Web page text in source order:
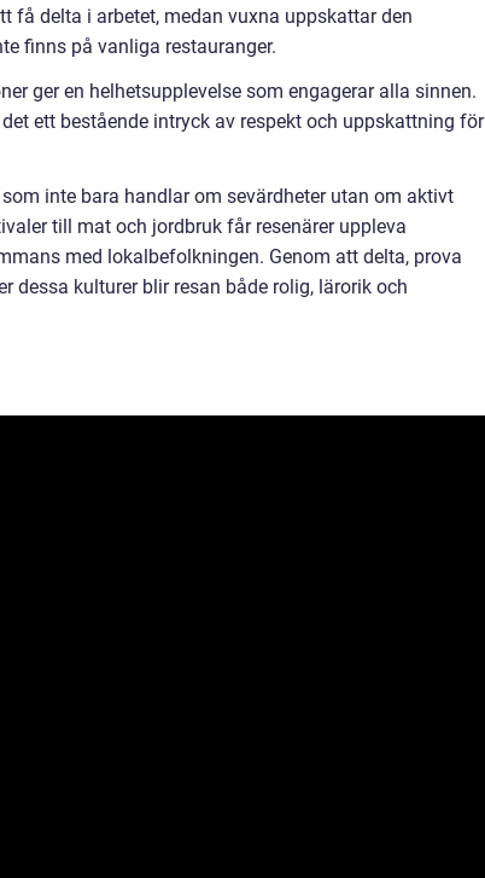
få delta i arbetet, medan vuxna uppskattar den
finns på vanliga restauranger.
ger en helhetsupplevelse som engagerar alla sinnen.
ett bestående intryck av respekt och uppskattning för
inte bara handlar om sevärdheter utan om aktivt
till mat och jordbruk får resenärer uppleva
med lokalbefolkningen. Genom att delta, prova
dessa kulturer blir resan både rolig, lärorik och